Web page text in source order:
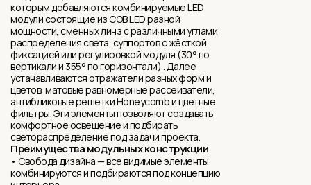
которым добавляются комбинируемые LED
модули состоящие из COB LED разной
мощности, сменныx линз с различными углами
распределения света, суппортов с жёсткой
фиксацией или регулировкой модуля (30° по
вертикали и 355° по горизонтали) . Далее
устанавливаются отражатели разных форм и
цветов, матовые равномерные рассеиватели,
антибликовыe решетки Honeycomb и цветные
фильтры. Эти элементы позволяют создавать
комфортное освещение и подбирать
светораспределение под задачи проекта.
Преимущества модульных конструкции
• Свобода дизайна — все видимые элементы
комбинируются и подбираются под концепцию